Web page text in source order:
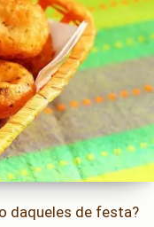
daqueles de festa?